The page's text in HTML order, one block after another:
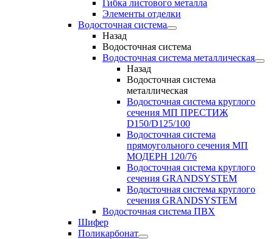
Гибка листового металла
Элементы отделки
Водосточная система
Назад
Водосточная система
Водосточная система металлическая
Назад
Водосточная система
металлическая
Водосточная система круглого
сечения МП ПРЕСТИЖ
D150/D125/100
Водосточная система
прямоугольного сечения МП
МОДЕРН 120/76
Водосточная система круглого
сечения GRANDSYSTEM
Водосточная система круглого
сечения GRANDSYSTEM
Водосточная система ПВХ
Шифер
Поликарбонат